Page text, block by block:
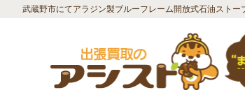
武蔵野市にてアラジン製ブルーフレーム開放式石油ストー